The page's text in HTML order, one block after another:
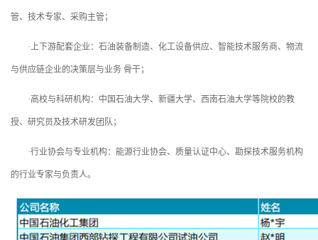
管、技术专家、采购主管；
·上下游配套企业：石油装备制造、化工设备供应、智能技术服务商、物流
与供应链企业的决策层与业务 骨干；
·高校与科研机构：中国石油大学、新疆大学、西南石油大学等院校的教
授、研究员及技术研发团队；
·行业协会与专业机构：能源行业协会、质量认证中心、勘探技术服务机构
的行业专家与负责人。